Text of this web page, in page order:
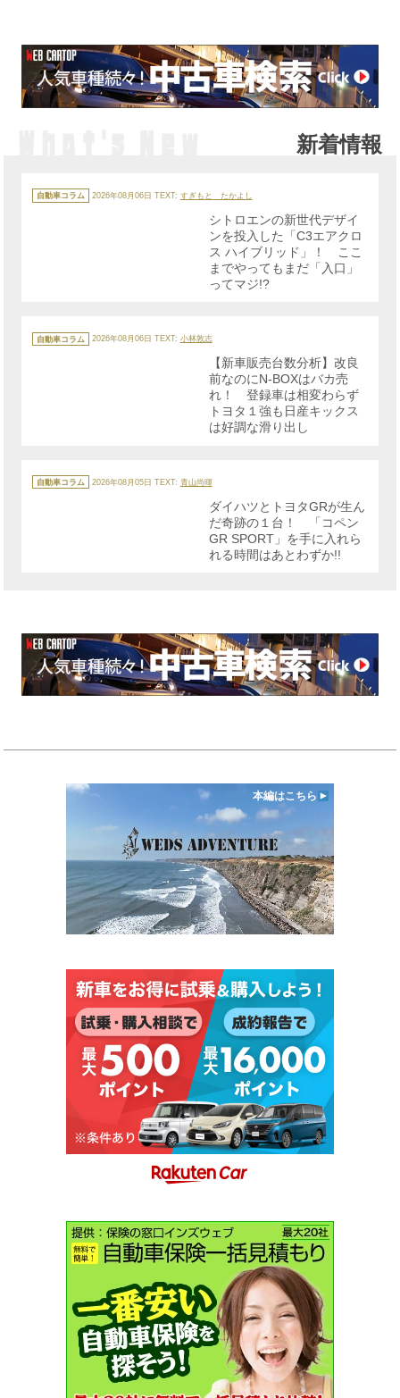
新着情報
カ
テ
ゴ
自動車コラム 2026年08月06日 TEXT: すぎもと たかよし
シトロエンの新世代デザイ
ンを投入した「C3エアクロ
ス ハイブリッド」！ ここ
までやってもまだ「入口」
ってマジ!?
テ
ゴ
自動車コラム 2026年08月06日 TEXT: 小林敦志
【新車販売台数分析】改良
前なのにN-BOXはバカ売
れ！ 登録車は相変わらず
トヨタ１強も日産キックス
は好調な滑り出し
テ
ゴ
自動車コラム 2026年08月05日 TEXT: 青山尚暉
ダイハツとトヨタGRが生ん
だ奇跡の１台！ 「コペン
GR SPORT」を手に入れら
れる時間はあとわずか!!
本編はこちら